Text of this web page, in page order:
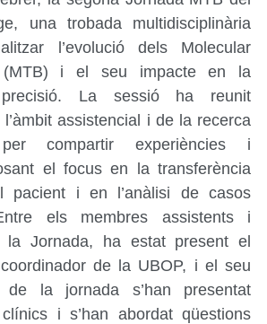
una trobada multidisciplinària
l’evolució dels Molecular
(MTB) i el seu impacte en la
La sessió ha reunit
assistencial i de la recerca
compartir experiències i
el focus en la transferència
pacient i en l’anàlisi de casos
els membres assistents i
la Jornada, ha estat present el
de la UBOP, i el seu
la jornada s’han presentat
i s’han abordat qüestions